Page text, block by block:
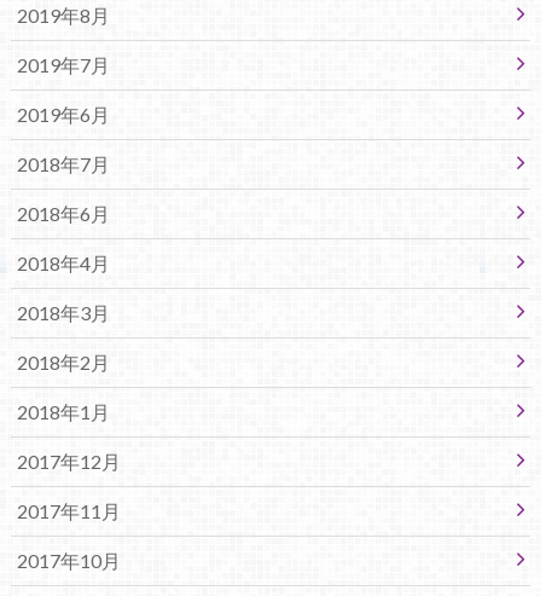
2019年8月
2019年7月
2019年6月
2018年7月
2018年6月
2018年4月
2018年3月
2018年2月
2018年1月
2017年12月
2017年11月
2017年10月